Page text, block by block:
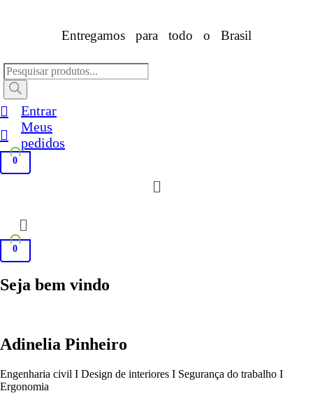
Entregamos para todo o Brasil
Pesquisar
produtos
Entrar
Meus
pedidos
0
Menu
0
Seja bem vindo
Adinelia Pinheiro
Engenharia civil I Design de interiores I Segurança do trabalho I
Ergonomia